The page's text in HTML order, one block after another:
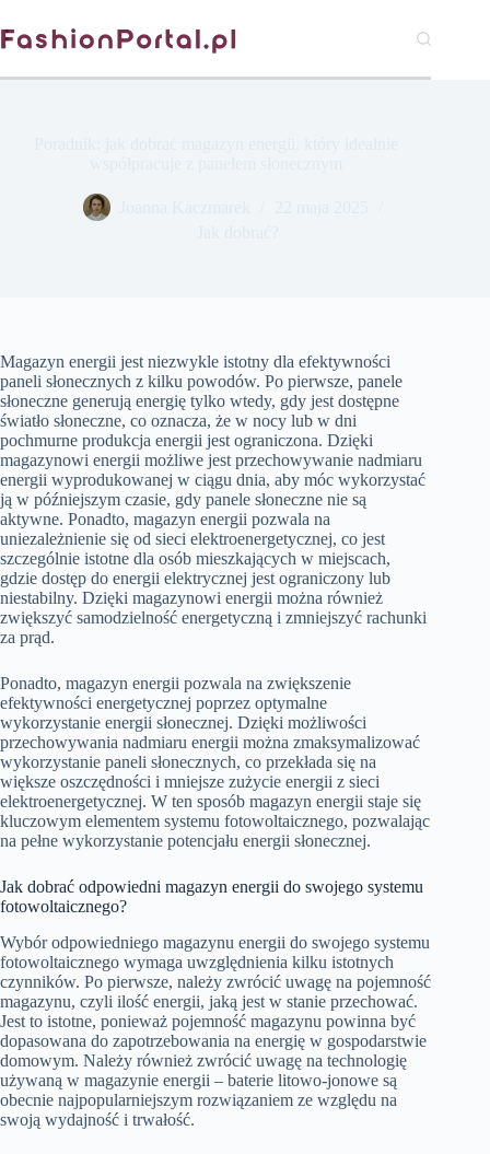
do
treści
Magazyn energii jest niezwykle istotny dla efektywności
paneli słonecznych z kilku powodów. Po pierwsze, panele
słoneczne generują energię tylko wtedy, gdy jest dostępne
światło słoneczne, co oznacza, że w nocy lub w dni
pochmurne produkcja energii jest ograniczona. Dzięki
magazynowi energii możliwe jest przechowywanie nadmiaru
energii wyprodukowanej w ciągu dnia, aby móc wykorzystać
ją w późniejszym czasie, gdy panele słoneczne nie są
aktywne. Ponadto, magazyn energii pozwala na
uniezależnienie się od sieci elektroenergetycznej, co jest
szczególnie istotne dla osób mieszkających w miejscach,
gdzie dostęp do energii elektrycznej jest ograniczony lub
niestabilny. Dzięki magazynowi energii można również
zwiększyć samodzielność energetyczną i zmniejszyć rachunki
za prąd.
Ponadto, magazyn energii pozwala na zwiększenie
efektywności energetycznej poprzez optymalne
wykorzystanie energii słonecznej. Dzięki możliwości
przechowywania nadmiaru energii można zmaksymalizować
wykorzystanie paneli słonecznych, co przekłada się na
większe oszczędności i mniejsze zużycie energii z sieci
elektroenergetycznej. W ten sposób magazyn energii staje się
kluczowym elementem systemu fotowoltaicznego, pozwalając
na pełne wykorzystanie potencjału energii słonecznej.
Jak dobrać odpowiedni magazyn energii do swojego systemu
fotowoltaicznego?
Wybór odpowiedniego magazynu energii do swojego systemu
fotowoltaicznego wymaga uwzględnienia kilku istotnych
czynników. Po pierwsze, należy zwrócić uwagę na pojemność
magazynu, czyli ilość energii, jaką jest w stanie przechować.
Jest to istotne, ponieważ pojemność magazynu powinna być
dopasowana do zapotrzebowania na energię w gospodarstwie
domowym. Należy również zwrócić uwagę na technologię
używaną w magazynie energii – baterie litowo-jonowe są
obecnie najpopularniejszym rozwiązaniem ze względu na
swoją wydajność i trwałość.